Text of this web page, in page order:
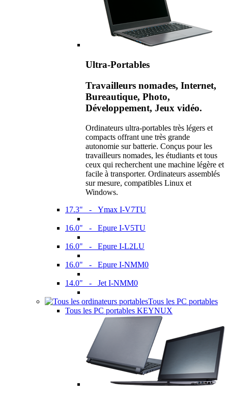
Ultra-Portables
Travailleurs nomades, Internet,
Bureautique, Photo,
Développement, Jeux vidéo.
Ordinateurs ultra-portables très légers et
compacts offrant une très grande
autonomie sur batterie. Conçus pour les
travailleurs nomades, les étudiants et tous
ceux qui recherchent une machine légère et
facile à transporter. Ordinateurs assemblés
sur mesure, compatibles Linux et
Windows.
17.3" - Ymax I-V7TU
16.0" - Epure I-V5TU
16.0" - Epure I-L2LU
16.0" - Epure I-NMM0
14.0" - Jet I-NMM0
Tous les PC portables
Tous les PC portables KEYNUX